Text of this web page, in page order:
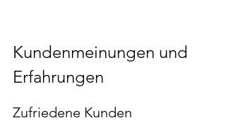
Kundenmeinungen und
Erfahrungen
Zufriedene Kunden